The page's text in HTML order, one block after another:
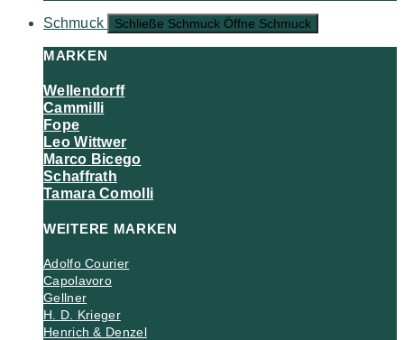
Schmuck Schließe Schmuck Öffne Schmuck
MARKEN
Wellendorff
Cammilli
Fope
Leo Wittwer
Marco Bicego
Schaffrath
Tamara Comolli
WEITERE MARKEN
Adolfo Courier
Capolavoro
Gellner
H. D. Krieger
Henrich & Denzel